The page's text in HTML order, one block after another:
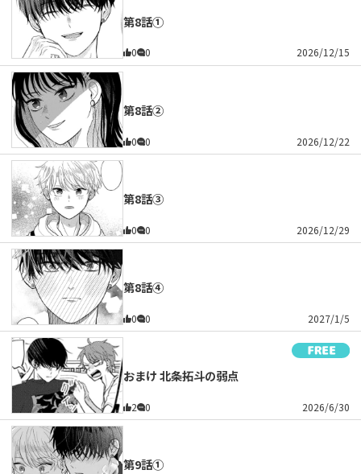
第8話①
0 0 2026/12/15
第8話②
0 0 2026/12/22
第8話③
0 0 2026/12/29
第8話④
0 0 2027/1/5
おまけ 北条拓斗の弱点
2 0 2026/6/30
第9話①